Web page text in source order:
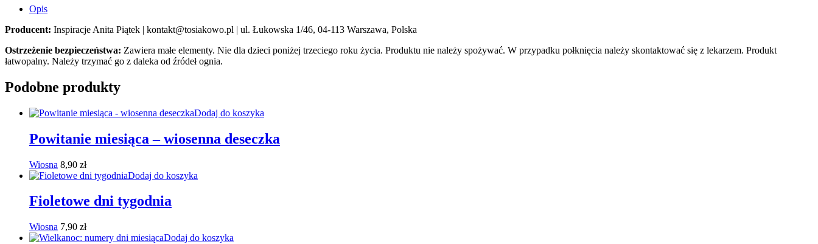
Opis
Producent: Inspiracje Anita Piątek | kontakt@tosiakowo.pl | ul. Łukowska 1/46, 04-113 Warszawa, Polska
Ostrzeżenie bezpieczeństwa: Zawiera małe elementy. Nie dla dzieci poniżej trzeciego roku życia. Produktu nie należy spożywać. W przypadku połknięcia należy skontaktować się z lekarzem. Produkt
łatwopalny. Należy trzymać go z daleka od źródeł ognia.
Podobne produkty
Dodaj do koszyka
Powitanie miesiąca – wiosenna deseczka
Wiosna 8,90 zł
Dodaj do koszyka
Fioletowe dni tygodnia
Wiosna 7,90 zł
Dodaj do koszyka